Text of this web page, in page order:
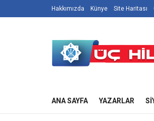
Hakkımızda Künye Site Haritası
ANA SAYFA YAZARLAR